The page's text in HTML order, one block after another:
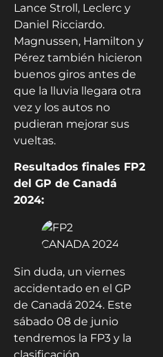
Lance Stroll, Leclerc y
Daniel Ricciardo.
Magnussen, Hamilton y
Pérez también hicieron
buenos giros antes de
que la lluvia llegara otra
vez y los autos no
pudieran mejorar sus
vueltas.
Resultados finales FP2
del GP de Canadá
2024:
Sin duda, un viernes
accidentado en el GP
de Canadá 2024. Este
sábado 08 de junio
tendremos la FP3 y la